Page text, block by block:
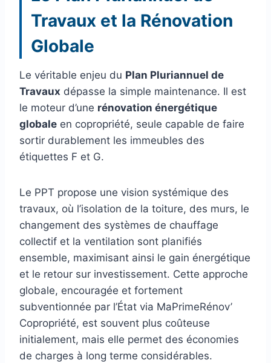
Travaux et la Rénovation
Globale
Le véritable enjeu du Plan Pluriannuel de
Travaux dépasse la simple maintenance. Il est
le moteur d’une rénovation énergétique
globale en copropriété, seule capable de faire
sortir durablement les immeubles des
étiquettes F et G.
Le PPT propose une vision systémique des
travaux, où l’isolation de la toiture, des murs, le
changement des systèmes de chauffage
collectif et la ventilation sont planifiés
ensemble, maximisant ainsi le gain énergétique
et le retour sur investissement. Cette approche
globale, encouragée et fortement
subventionnée par l’État via MaPrimeRénov’
Copropriété, est souvent plus coûteuse
initialement, mais elle permet des économies
de charges à long terme considérables.